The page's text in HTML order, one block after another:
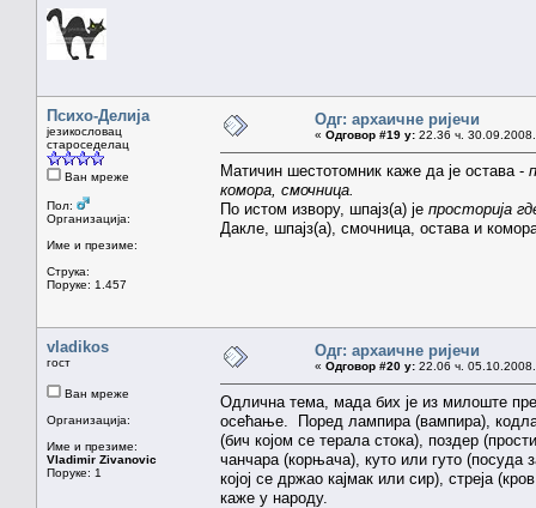
Психо-Делија
језикословац
староседелац
Ван мреже
Пол:
Организација:
Име и презиме:
Струка:
Поруке: 1.457
Одг: архаичне ријечи
« Одговор #19 у: 22.36 ч.
Матичин шестотомник каже да је остава -
комора, смочница.
По истом извору, шпајз(а) је просторија
Дакле, шпајз(а), смочница, остава и
vladikos
гост
Ван мреже
Организација:
Име и презиме:
Vladimir Zivanovic
Поруке: 1
Одг: архаичне ријечи
« Одговор #20 у: 22.06 ч.
Одлична тема, мада бих је из милоште
осећање. Поред лампира (вампира),
(бич којом се терала стока), поздер
чанчара (корњача), куто или гуто (посуда
којој се држао кајмак или сир), стреја
каже у народу.